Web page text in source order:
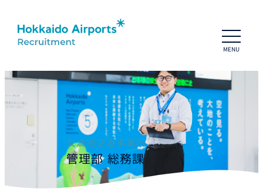
MENU
ホーム
HAP社員紹介
座談会01：HAP一期生
座談会02：育休パパ
座談会03：HAP転職者トーク
Business
HAPの仕事
社員インタビュー
女満別空港事業所
管理部 総務課